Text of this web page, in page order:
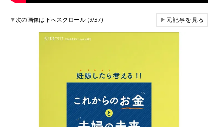
▼次の画像は下へスクロール (9/37) ▶元記事を見る